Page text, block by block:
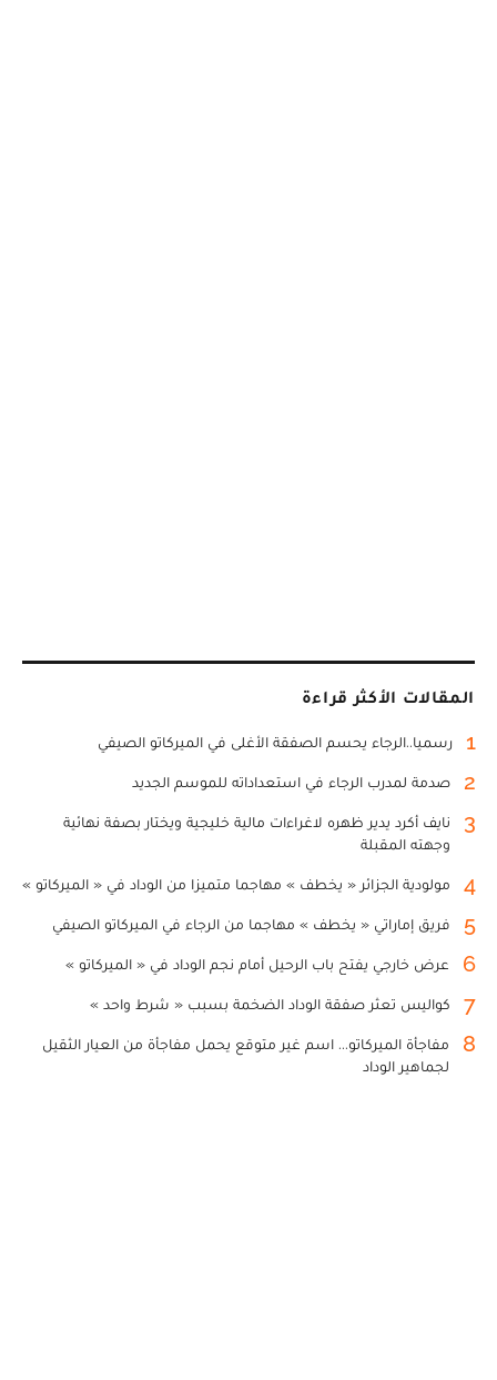
المقالات الأكثر قراءة
1 رسميا..الرجاء يحسم الصفقة الأغلى في الميركاتو الصيفي
2 صدمة لمدرب الرجاء في استعداداته للموسم الجديد
3
نايف أكرد يدير ظهره لاغراءات مالية خليجية ويختار بصفة نهائية
وجهته المقبلة
4 مولودية الجزائر « يخطف » مهاجما متميزا من الوداد في « الميركاتو »
5 فريق إماراتي « يخطف » مهاجما من الرجاء في الميركاتو الصيفي
6 عرض خارجي يفتح باب الرحيل أمام نجم الوداد في « الميركاتو »
7 كواليس تعثر صفقة الوداد الضخمة بسبب « شرط واحد »
8
مفاجأة الميركاتو... اسم غير متوقع يحمل مفاجأة من العيار الثقيل
لجماهير الوداد